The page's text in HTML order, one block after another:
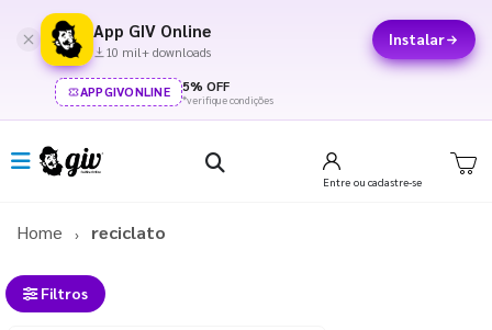
App GIV Online
10 mil+ downloads
Instalar
APPGIVONLINE 5% OFF
*verifique condições
Entre ou cadastre-se
Home reciclato
Filtros